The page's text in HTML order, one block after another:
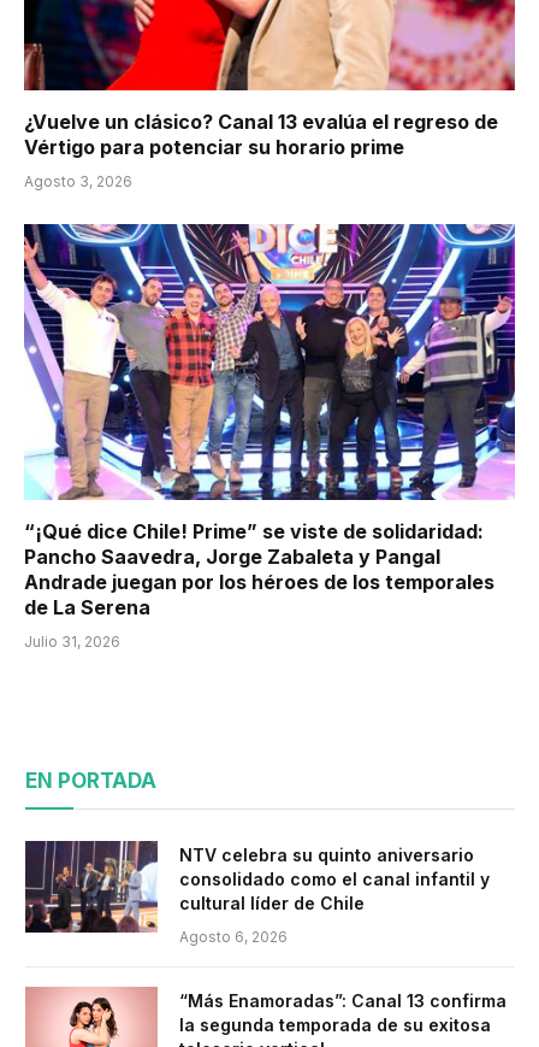
¿Vuelve un clásico? Canal 13 evalúa el regreso de
Vértigo para potenciar su horario prime
Agosto 3, 2026
“¡Qué dice Chile! Prime” se viste de solidaridad:
Pancho Saavedra, Jorge Zabaleta y Pangal
Andrade juegan por los héroes de los temporales
de La Serena
Julio 31, 2026
EN PORTADA
NTV celebra su quinto aniversario
consolidado como el canal infantil y
cultural líder de Chile
Agosto 6, 2026
“Más Enamoradas”: Canal 13 confirma
la segunda temporada de su exitosa